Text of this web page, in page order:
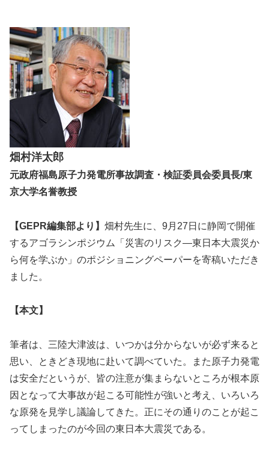
畑村洋太郎
元政府福島原子力発電所事故調査・検証委員会委員長/東
京大学名誉教授
【GEPR編集部より】 畑村先生に、9月27日に静岡で開催
するアゴラシンポジウム「災害のリスク—東日本大震災か
ら何を学ぶか」のポジショニングペーパーを寄稿いただき
ました。
【本文】
筆者は、三陸大津波は、いつかは分からないが必ず来ると
思い、ときどき現地に赴いて調べていた。また原子力発電
は安全だというが、皆の注意が集まらないところが根本原
因となって大事故が起こる可能性が強いと考え、いろいろ
な原発を見学し議論してきた。正にその通りのことが起こ
ってしまったのが今回の東日本大震災である。